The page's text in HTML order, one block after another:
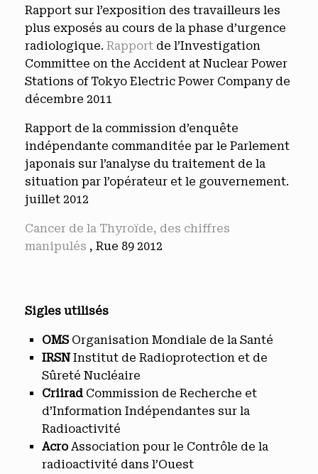
Rapport sur l’exposition des travailleurs les
plus exposés au cours de la phase d’urgence
radiologique. Rapport de l’Investigation
Committee on the Accident at Nuclear Power
Stations of Tokyo Electric Power Company de
décembre 2011
Rapport de la commission d’enquête
indépendante commanditée par le Parlement
japonais sur l’analyse du traitement de la
situation par l’opérateur et le gouvernement.
juillet 2012
Cancer de la Thyroïde, des chiffres
manipulés , Rue 89 2012
Sigles utilisés
OMSOrganisation Mondiale de la Santé
IRSNInstitut de Radioprotection et de
Sûreté Nucléaire
Criirad Commission de Recherche et
d’Information Indépendantes sur la
Radioactivité
AcroAssociation pour le Contrôle de la
radioactivité dans l’Ouest